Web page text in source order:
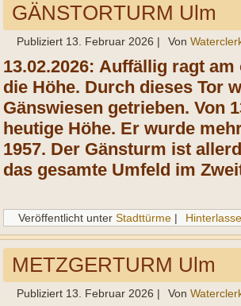
GÄNSTORTURM Ulm
Publiziert 13. Februar 2026 | Von
13.02.2026: Auffällig ragt
die Höhe. Durch dieses Tor
Gänswiesen getrieben. Von
heutige Höhe. Er wurde
1957. Der Gänsturm ist
das gesamte Umfeld im
Veröffentlicht unter Stadttürme |
METZGERTURM Ulm
Publiziert 13. Februar 2026 | Von